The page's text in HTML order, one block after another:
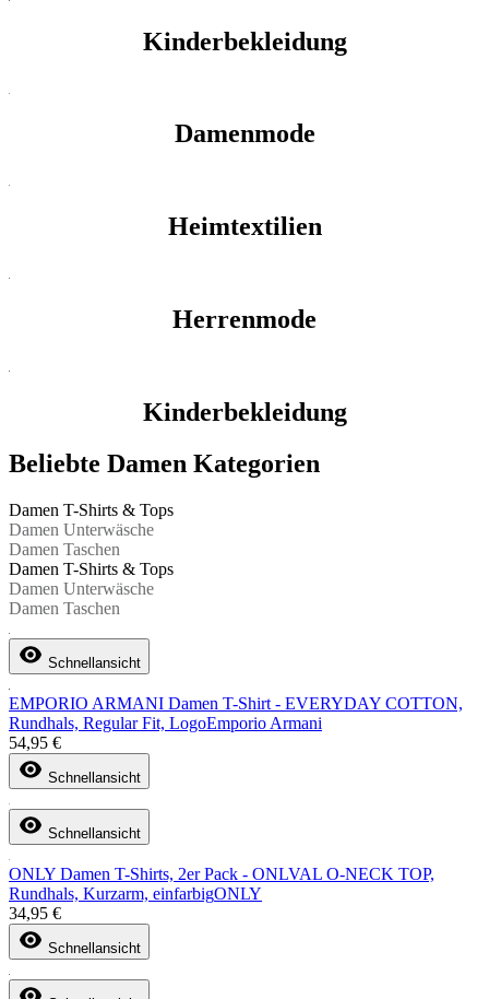
Kinderbekleidung
Damenmode
Heimtextilien
Herrenmode
Kinderbekleidung
Beliebte Damen Kategorien
Damen T-Shirts & Tops
Damen Unterwäsche
Damen Taschen
Damen T-Shirts & Tops
Damen Unterwäsche
Damen Taschen
Schnellansicht
EMPORIO ARMANI Damen T-Shirt - EVERYDAY COTTON,
Rundhals, Regular Fit, LogoEmporio Armani
54,95 €
Schnellansicht
Schnellansicht
ONLY Damen T-Shirts, 2er Pack - ONLVAL O-NECK TOP,
Rundhals, Kurzarm, einfarbigONLY
34,95 €
Schnellansicht